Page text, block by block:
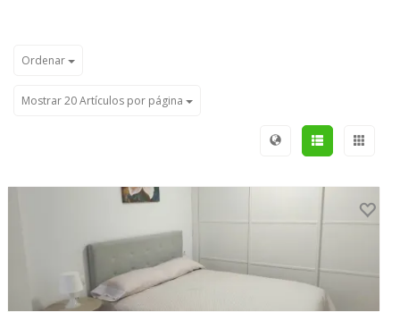
Ordenar
Mostrar 20 Artículos por página